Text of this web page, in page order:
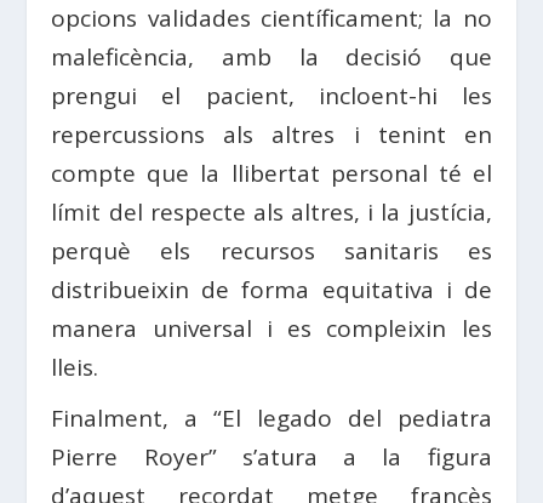
opcions validades científicament; la no
maleficència, amb la decisió que
prengui el pacient, incloent-hi les
repercussions als altres i tenint en
compte que la llibertat personal té el
límit del respecte als altres, i la justícia,
perquè els recursos sanitaris es
distribueixin de forma equitativa i de
manera universal i es compleixin les
lleis.
Finalment, a “El legado del pediatra
Pierre Royer” s’atura a la figura
d’aquest recordat metge francès